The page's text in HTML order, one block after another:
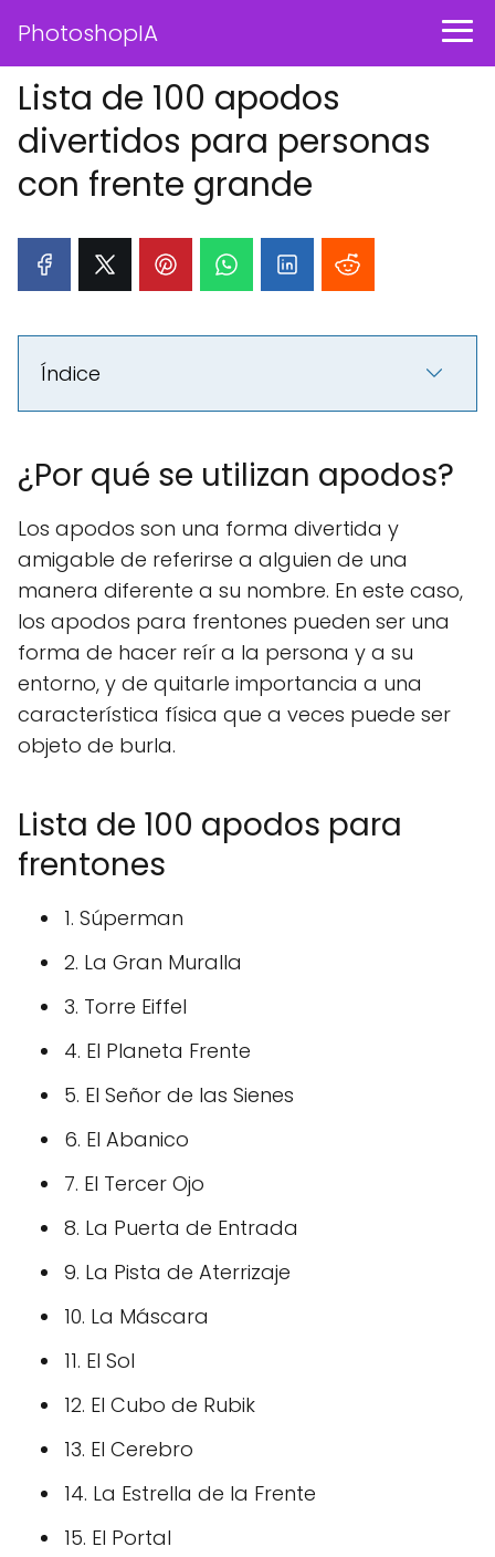
PhotoshopIA
Lista de 100 apodos
divertidos para personas
con frente grande
Índice
¿Por qué se utilizan apodos?
Los apodos son una forma divertida y
amigable de referirse a alguien de una
manera diferente a su nombre. En este caso,
los apodos para frentones pueden ser una
forma de hacer reír a la persona y a su
entorno, y de quitarle importancia a una
característica física que a veces puede ser
objeto de burla.
Lista de 100 apodos para
frentones
1. Súperman
2. La Gran Muralla
3. Torre Eiffel
4. El Planeta Frente
5. El Señor de las Sienes
6. El Abanico
7. El Tercer Ojo
8. La Puerta de Entrada
9. La Pista de Aterrizaje
10. La Máscara
11. El Sol
12. El Cubo de Rubik
13. El Cerebro
14. La Estrella de la Frente
15. El Portal